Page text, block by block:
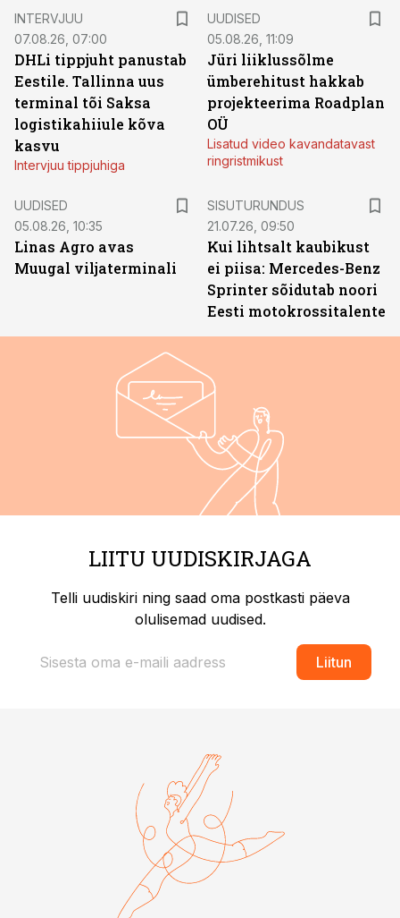
INTERVJUU
07.08.26, 07:00
DHLi tippjuht panustab
Eestile. Tallinna uus
terminal tõi Saksa
logistikahiiule kõva
kasvu
Intervjuu tippjuhiga
UUDISED
05.08.26, 11:09
Jüri liiklussõlme
ümberehitust hakkab
projekteerima Roadplan
OÜ
Lisatud video kavandatavast
ringristmikust
UUDISED
05.08.26, 10:35
Linas Agro avas
Muugal viljaterminali
SISUTURUNDUS
21.07.26, 09:50
Kui lihtsalt kaubikust
ei piisa: Mercedes-Benz
Sprinter sõidutab noori
Eesti motokrossitalente
LIITU UUDISKIRJAGA
Telli uudiskiri ning saad oma postkasti päeva
olulisemad uudised.
Liitun